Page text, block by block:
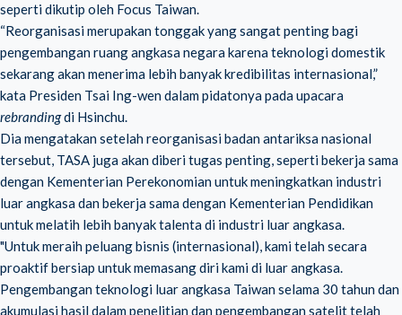
seperti dikutip oleh Focus Taiwan.
“Reorganisasi merupakan tonggak yang sangat penting bagi
pengembangan ruang angkasa negara karena teknologi domestik
sekarang akan menerima lebih banyak kredibilitas internasional,”
kata Presiden Tsai Ing-wen dalam pidatonya pada upacara
rebrandingdi Hsinchu.
Dia mengatakan setelah reorganisasi badan antariksa nasional
tersebut, TASA juga akan diberi tugas penting, seperti bekerja sama
dengan Kementerian Perekonomian untuk meningkatkan industri
luar angkasa dan bekerja sama dengan Kementerian Pendidikan
untuk melatih lebih banyak talenta di industri luar angkasa.
"Untuk meraih peluang bisnis (internasional), kami telah secara
proaktif bersiap untuk memasang diri kami di luar angkasa.
Pengembangan teknologi luar angkasa Taiwan selama 30 tahun dan
akumulasi hasil dalam penelitian dan pengembangan satelit telah